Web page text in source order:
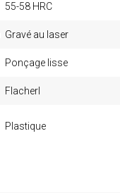
55-58 HRC
Gravé au laser
Ponçage lisse
Flacherl
Plastique